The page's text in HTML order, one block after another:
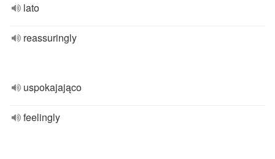
lato
reassuringly
uspokajająco
feelingly